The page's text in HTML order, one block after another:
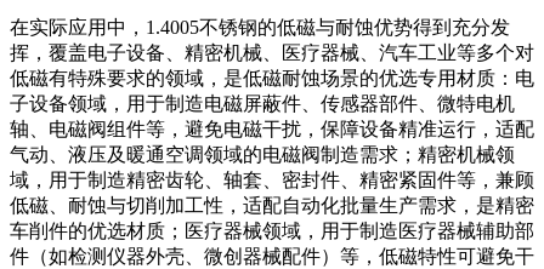
在实际应用中，1.4005不锈钢的低磁与耐蚀优势得到充分发
挥，覆盖电子设备、精密机械、医疗器械、汽车工业等多个对
低磁有特殊要求的领域，是低磁耐蚀场景的优选专用材质：电
子设备领域，用于制造电磁屏蔽件、传感器部件、微特电机
轴、电磁阀组件等，避免电磁干扰，保障设备精准运行，适配
气动、液压及暖通空调领域的电磁阀制造需求；精密机械领
域，用于制造精密齿轮、轴套、密封件、精密紧固件等，兼顾
低磁、耐蚀与切削加工性，适配自动化批量生产需求，是精密
车削件的优选材质；医疗器械领域，用于制造医疗器械辅助部
件（如检测仪器外壳、微创器械配件）等，低磁特性可避免干